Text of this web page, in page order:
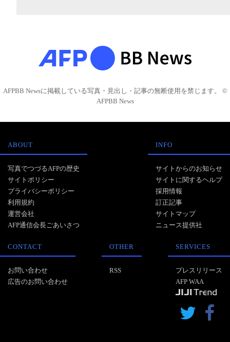
AFPBB Newsに掲載している写真・見出し・記事の無断使用を禁じます。 ©
AFPBB News
ABOUT
写真でつづるAFPの歴史
サイトポリシー
プライバシーポリシー
利用規約
運営会社
AFP通信会長ごあいさつ
INFO
サイトからのお知らせ
サイトに関するヘルプ
採用情報
訂正記事
サイトマップ
ニュース提供社
CONTACT
お問い合わせ
広告のお問い合わせ
OTHER
RSS
SERVICES
プレスリリース
AFP WAA